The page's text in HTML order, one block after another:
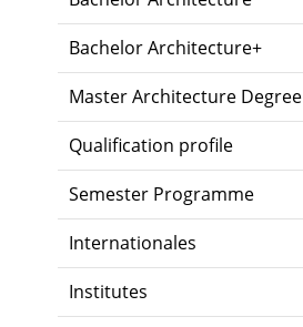
Bachelor Architecture+
Master Architecture Degree
Qualification profile
Semester Programme
Internationales
Institutes